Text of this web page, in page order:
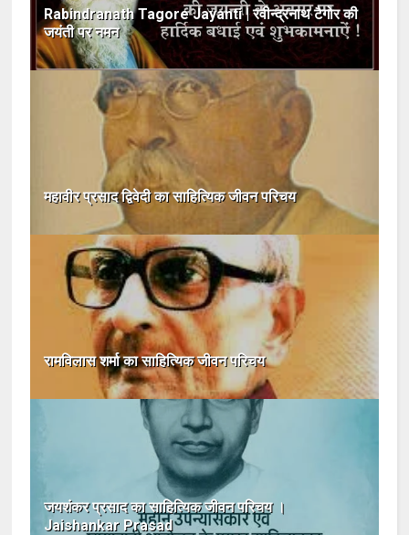
Rabindranath Tagore Jayanti | रवीन्द्रनाथ टैगोर की
जयंती पर नमन
महावीर प्रसाद द्विवेदी का साहित्यिक जीवन परिचय
रामविलास शर्मा का साहित्यिक जीवन परिचय
जयशंकर प्रसाद का साहित्यिक जीवन परिचय ।
Jaishankar Prasad